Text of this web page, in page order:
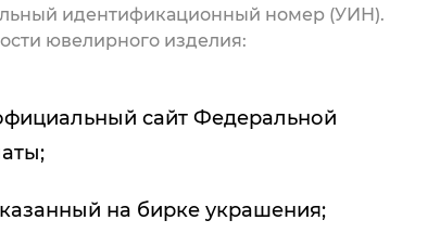
идентификационный номер (УИН).
ювелирного изделия:
сайт Федеральной
на бирке украшения;